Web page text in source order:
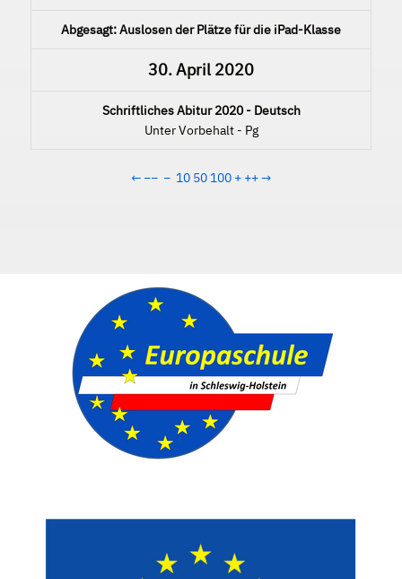
Abgesagt: Auslosen der Plätze für die iPad-Klasse
30. April 2020
Schriftliches Abitur 2020 - Deutsch
Unter Vorbehalt - Pg
← −− − 10 50 100 + ++→